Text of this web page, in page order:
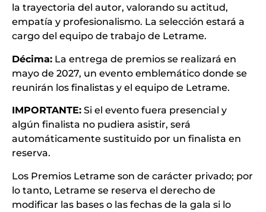
la trayectoria del autor, valorando su actitud,
empatía y profesionalismo. La selección estará a
cargo del equipo de trabajo de Letrame.
Décima: La entrega de premios se realizará en
mayo de 2027, un evento emblemático donde se
reunirán los finalistas y el equipo de Letrame.
IMPORTANTE: Si el evento fuera presencial y
algún finalista no pudiera asistir, será
automáticamente sustituido por un finalista en
reserva.
Los Premios Letrame son de carácter privado; por
lo tanto, Letrame se reserva el derecho de
modificar las bases o las fechas de la gala si lo